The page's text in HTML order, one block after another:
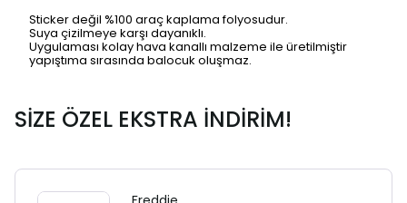
Sticker değil %100 araç kaplama folyosudur.
Suya çizilmeye karşı dayanıklı.
Uygulaması kolay hava kanallı malzeme ile üretilmiştir
yapıştıma sırasında balocuk oluşmaz.
SİZE ÖZEL EKSTRA İNDİRİM!